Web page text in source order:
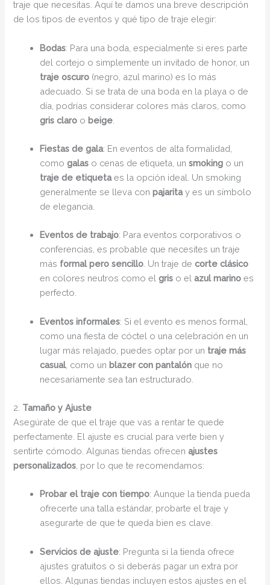
traje que necesitas. Aquí te damos una breve descripción
de los tipos de eventos y qué tipo de traje elegir:
Bodas: Para una boda, especialmente si eres parte
del cortejo o simplemente un invitado de honor, un
traje oscuro (negro, azul marino) es lo más
adecuado. Si se trata de una boda en la playa o de
día, podrías considerar colores más claros, como
gris claro o beige
Fiestas de gala: En eventos de alta formalidad,
comogalas o cenas de etiqueta, unsmoking o un
traje de etiquetaes la opción ideal. Un smoking
generalmente se lleva conpajaritay es un símbolo
de elegancia.
Eventos de trabajo: Para eventos corporativos o
conferencias, es probable que necesites un traje
más formal pero sencillo . Un traje decorte clásico
en colores neutros como elgris o elazul marino es
perfecto.
Eventos informales: Si el evento es menos formal,
como una fiesta de cóctel o una celebración en un
lugar más relajado, puedes optar por un traje más
casual, como un blazer con pantalón que no
necesariamente sea tan estructurado.
2. Tamaño y Ajuste
Asegúrate de que el traje que vas a rentar te quede
perfectamente. El ajuste es crucial para verte bien y
sentirte cómodo. Algunas tiendas ofrecenajustes
personalizados , por lo que te recomendamos:
Probar el traje con tiempo: Aunque la tienda pueda
ofrecerte una talla estándar, probarte el traje y
asegurarte de que te queda bien es clave.
Servicios de ajuste: Pregunta si la tienda ofrece
ajustes gratuitos o si deberás pagar un extra por
ellos. Algunas tiendas incluyen estos ajustes en el